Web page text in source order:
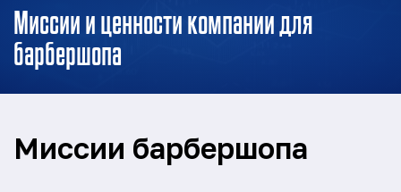
Миссии и ценности компании для
барбершопа
Миссии барбершопа